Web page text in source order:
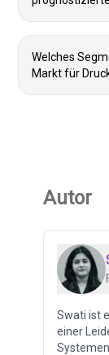
Welches
Markt für
Autor
Swati ist
einer